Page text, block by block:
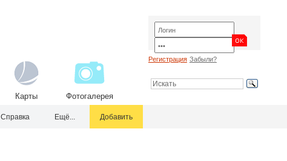
Карты Фотогалерея
Регистрация Забыли?
Справка Ещё... Добавить